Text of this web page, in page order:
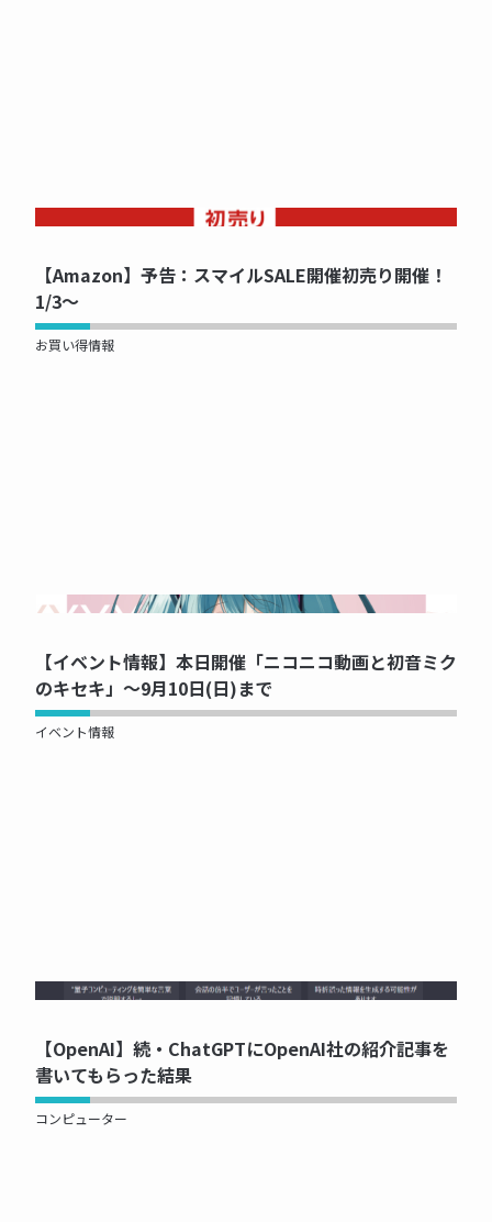
NOW PRINTING...
【Amazon】予告：スマイルSALE開催初売り開催！
1/3～
お買い得情報
NOW PRINTING...
【イベント情報】本日開催「ニコニコ動画と初音ミク
のキセキ」～9月10日(日)まで
イベント情報
NOW PRINTING...
【OpenAI】続・ChatGPTにOpenAI社の紹介記事を
書いてもらった結果
コンピューター